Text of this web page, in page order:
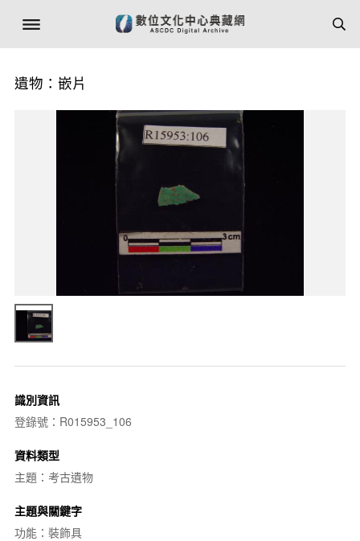
遺物：嵌片
識別資訊
登錄號：R015953_106
資料類型
主題：考古遺物
主題與關鍵字
功能：裝飾具